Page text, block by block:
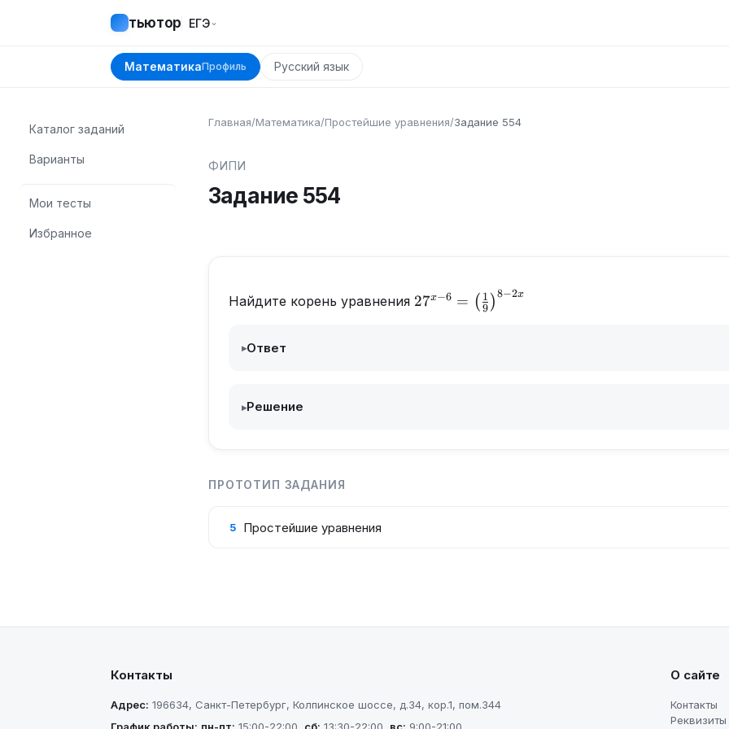
тьютор ЕГЭ⌄
МатематикаПрофиль Русский язык
Каталог заданий
Варианты
Мои тесты
Избранное
Главная/Математика/Простейшие уравнения/Задание 554
ФИПИ
Задание 554
Найдите корень уравнения 27^{x-
6}=\left(\frac{1}
27x−6 = ( 9
1 )8−2x
▸Ответ
▸Решение
ПРОТОТИП ЗАДАНИЯ
5 Простейшие уравнения
Контакты
Адрес: 196634, Санкт-Петербург, Колпинское шоссе, д.34, кор.1, пом.344
О сайте
Контакты
Реквизиты